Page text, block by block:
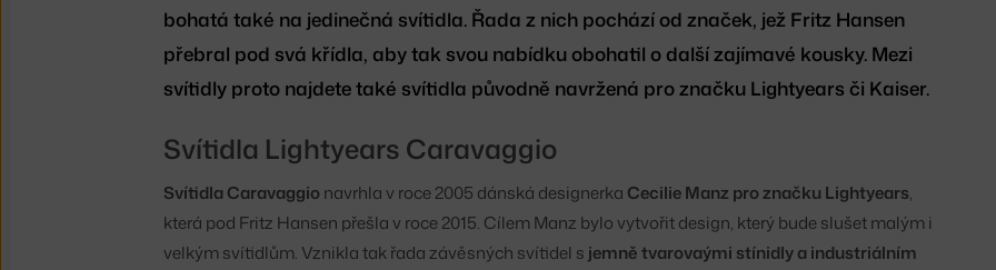
bohatá také na jedinečná svítidla. Řada z nich pochází od značek, jež Fritz Hansen
přebral pod svá křídla, aby tak svou nabídku obohatil o další zajímavé kousky. Mezi
svítidly proto najdete také svítidla původně navržená pro značku Lightyears či Kaiser.
Svítidla Lightyears Caravaggio
Svítidla Caravaggio navrhla v roce 2005 dánská designerka Cecilie Manz pro značku Lightyears,
která pod Fritz Hansen přešla v roce 2015. Cílem Manz bylo vytvořit design, který bude slušet malým i
velkým svítidlům. Vznikla tak řada závěsných svítidel s jemně tvarovaými stínidly a industriálním